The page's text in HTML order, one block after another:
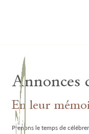
Annonces
En leur
Prenons le temps de